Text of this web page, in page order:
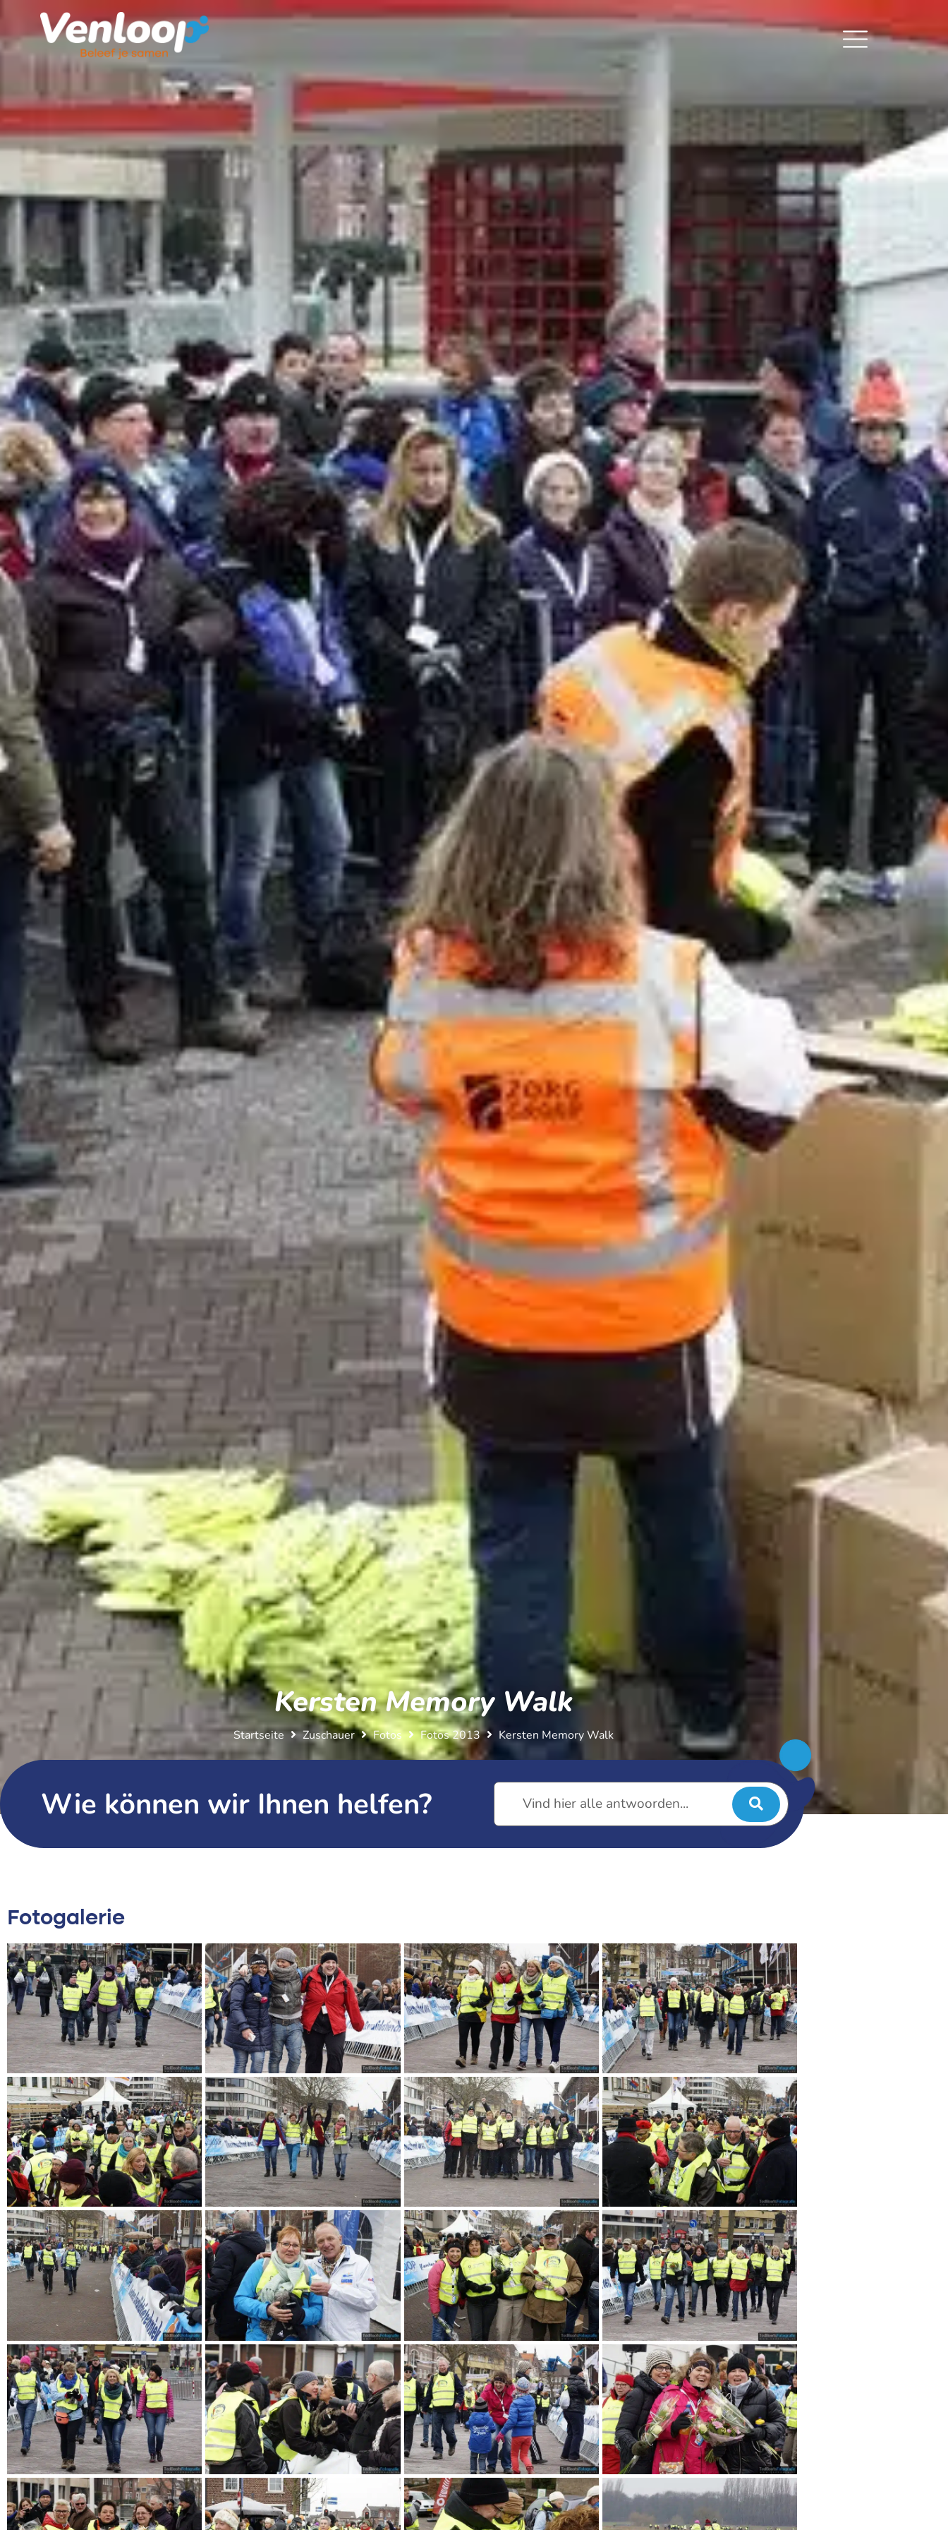
Kersten Memory Walk
Startseite Zuschauer Fotos Fotos 2013 Kersten Memory Walk
Wie können wir Ihnen helfen?
Fotogalerie